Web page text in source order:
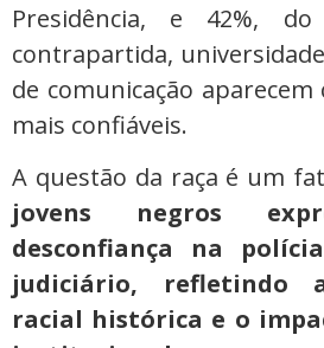
Presidência, e 42%, do
contrapartida,
de comunicação
mais confiáveis.
A questão da raça é um
jovens negros
desconfiança na
judiciário, refletindo
racial histórica e o